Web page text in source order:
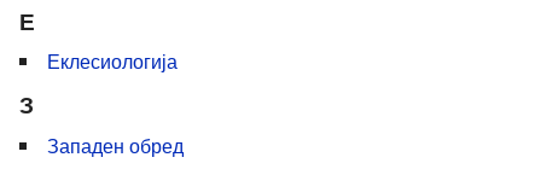
Е
Еклесиологија
З
Западен обред